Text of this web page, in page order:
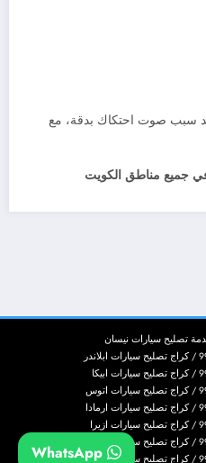
سبب صوت احتكاك بدقة، مع